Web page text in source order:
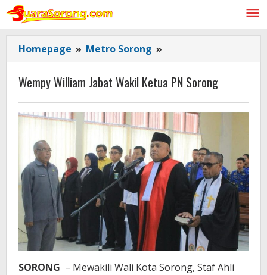
Lewati
konten
Homepage » Metro Sorong »
William
Jabat
Wakil
Ketua
Sorong
Wempy William Jabat Wakil Ketua PN Sorong
SORONG – Mewakili Wali Kota Sorong, Staf Ahli